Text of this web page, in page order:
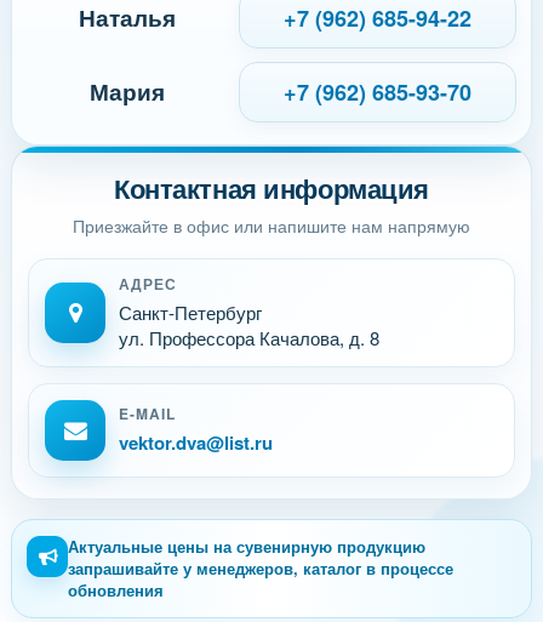
Контактная информация
Приезжайте в офис или напишите нам напрямую
АДРЕС
Санкт-Петербург
ул. Профессора Качалова, д. 8
E-MAIL
vektor.dva@list.ru
Наталья +7 (962) 685-94-22
Мария +7 (962) 685-93-70
Актуальные цены на сувенирную продукцию
запрашивайте у менеджеров, каталог в процессе
обновления